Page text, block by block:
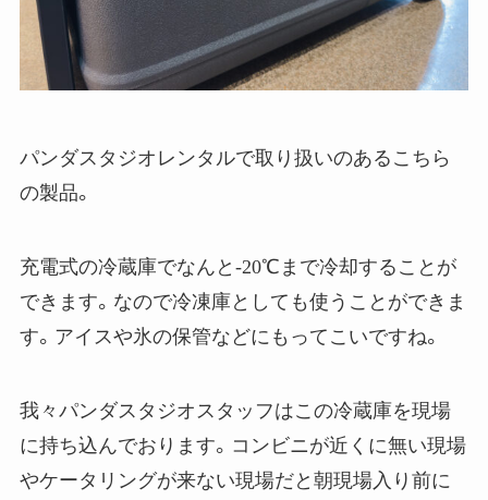
パンダスタジオレンタルで取り扱いのあるこちら
の製品。
充電式の冷蔵庫でなんと-20℃まで冷却することが
できます。なので冷凍庫としても使うことができま
す。アイスや氷の保管などにもってこいですね。
我々パンダスタジオスタッフはこの冷蔵庫を現場
に持ち込んでおります。コンビニが近くに無い現場
やケータリングが来ない現場だと朝現場入り前に